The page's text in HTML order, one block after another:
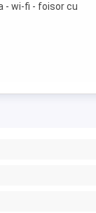
- wi-fi - foisor cu